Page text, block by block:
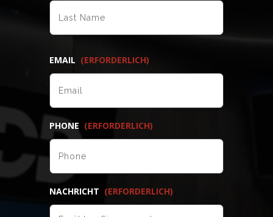
NACHNAME
EMAIL (ERFORDERLICH)
PHONE (ERFORDERLICH)
NACHRICHT (ERFORDERLICH)